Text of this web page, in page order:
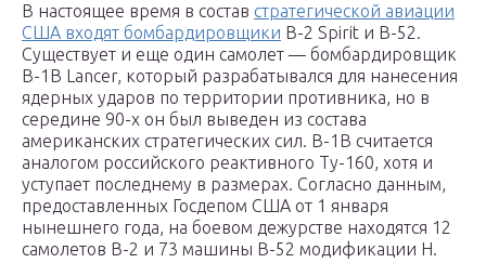
В настоящее время в состав стратегической авиации
США входят бомбардировщики B-2 Spirit и B-52.
Существует и еще один самолет — бомбардировщик
В-1В Lancer, который разрабатывался для нанесения
ядерных ударов по территории противника, но в
середине 90-х он был выведен из состава
американских стратегических сил. В-1В считается
аналогом российского реактивного Ту-160, хотя и
уступает последнему в размерах. Согласно данным,
предоставленных Госдепом США от 1 января
нынешнего года, на боевом дежурстве находятся 12
самолетов В-2 и 73 машины В-52 модификации Н.